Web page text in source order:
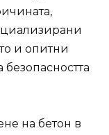
и опитни
на бетон в